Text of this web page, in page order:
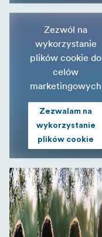
Zezwól na
wykorzystanie
plików cookie do
celów
marketingowych
Zezwalam na
wykorzystanie
plików cookie